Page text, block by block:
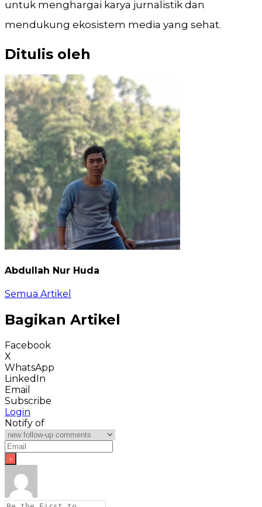
untuk menghargai karya jurnalistik dan
mendukung ekosistem media yang sehat.
Ditulis oleh
Abdullah Nur Huda
Semua Artikel
Bagikan Artikel
Facebook
X
WhatsApp
LinkedIn
Email
Subscribe
Login
Notify of